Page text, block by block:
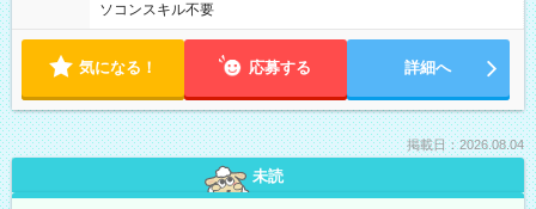
ソコンスキル不要
気になる！ 応募する 詳細へ
掲載日：2026.08.04
未読